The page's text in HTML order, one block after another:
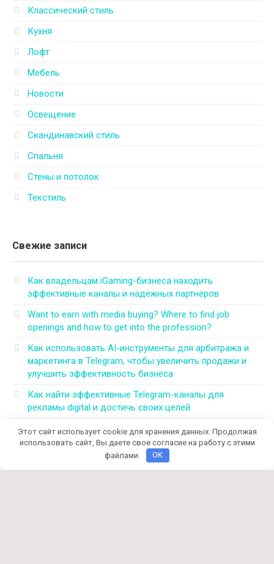
Классический стиль
Кухня
Лофт
Мебель
Новости
Освещение
Скандинавский стиль
Спальня
Стены и потолок
Текстиль
Свежие записи
Как владельцам iGaming-бизнеса находить
эффективные каналы и надёжных партнёров
Want to earn with media buying? Where to find job
openings and how to get into the profession?
Как использовать AI-инструменты для арбитража и
маркетинга в Telegram, чтобы увеличить продажи и
улучшить эффективность бизнеса
Как найти эффективные Telegram-каналы для
рекламы digital и достичь своих целей
Могут ли CPA-конференции и митапы для
арбитражников 2026 решить все проблемы в этой
Этот сайт использует cookie для хранения данных. Продолжая
использовать сайт, Вы даете свое согласие на работу с этими
файлами.
OK